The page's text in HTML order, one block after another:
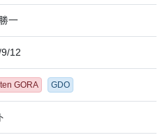
一
12
GORA GDO